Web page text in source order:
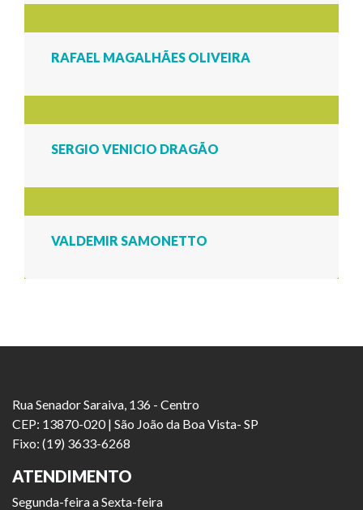
RAFAEL MAGALHÃES OLIVEIRA
SERGIO VENICIO DRAGÃO
VALDEMIR SAMONETTO
Rua Senador Saraiva, 136 - Centro
CEP: 13870-020 | São João da Boa Vista- SP
Fixo: (19) 3633-6268
ATENDIMENTO
Segunda-feira a Sexta-feira